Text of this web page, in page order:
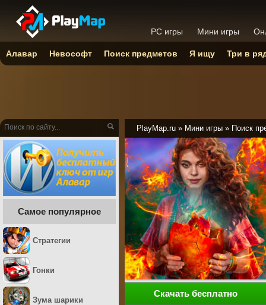
PlayMap.ru » Мини игры » Поиск
Скачать бесплатно
Самое популярное
Стратегии
Гонки
Зума шарики
PC игры Мини игры
Алавар Невософт Поиск предметов Я ищу Три в